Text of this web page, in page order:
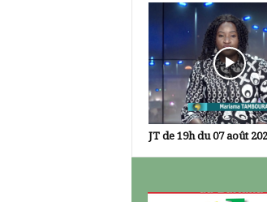
JT de 19h du 07 août